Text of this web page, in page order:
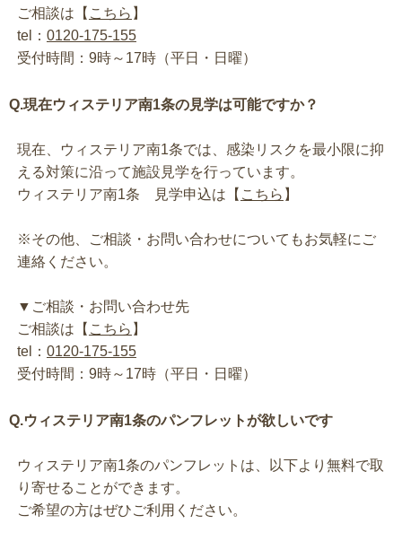
ご相談は【 こちら 】
tel： 0120-175-155
受付時間：9時～17時（平日・日曜）
Q.現在ウィステリア南1条の見学は可能ですか？
現在、ウィステリア南1条では、感染リスクを最小限に抑
える対策に沿って施設見学を行っています。
ウィステリア南1条 見学申込は【 こちら 】
※その他、ご相談・お問い合わせについてもお気軽にご
連絡ください。
▼ご相談・お問い合わせ先
ご相談は【 こちら 】
tel： 0120-175-155
受付時間：9時～17時（平日・日曜）
Q.ウィステリア南1条のパンフレットが欲しいです
ウィステリア南1条のパンフレットは、以下より無料で取
り寄せることができます。
ご希望の方はぜひご利用ください。